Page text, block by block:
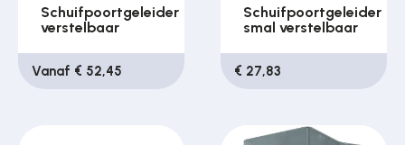
Schuifpoortgeleider
verstelbaar
Vanaf € 52,45
Schuifpoortgeleider
smal verstelbaar
€ 27,83